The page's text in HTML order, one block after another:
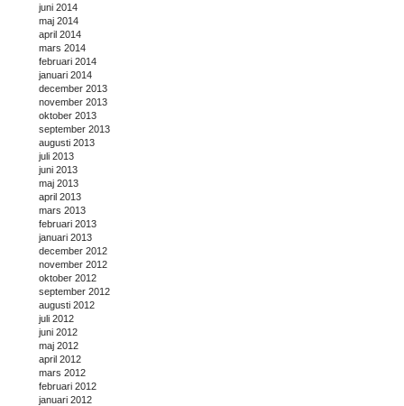
juni 2014
maj 2014
april 2014
mars 2014
februari 2014
januari 2014
december 2013
november 2013
oktober 2013
september 2013
augusti 2013
juli 2013
juni 2013
maj 2013
april 2013
mars 2013
februari 2013
januari 2013
december 2012
november 2012
oktober 2012
september 2012
augusti 2012
juli 2012
juni 2012
maj 2012
april 2012
mars 2012
februari 2012
januari 2012